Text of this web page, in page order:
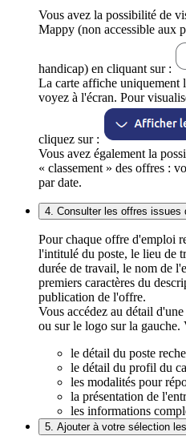
Vous avez la possibilité de
Mappy (non accessible aux
handicap) en cliquant sur :
La carte affiche uniquement
voyez à l'écran. Pour
cliquez sur :
Vous avez également la
« classement » des offres :
par date.
4. Consulter les offres issues
Pour chaque offre d'emploi
l'intitulé du poste, le lieu de
durée de travail, le nom de
premiers caractères du
publication de l'offre.
Vous accédez au détail
ou sur le logo sur la gauche.
le détail du poste
le détail du profil du
les modalités pour
la présentation de
les informations
5. Ajouter à votre sélection